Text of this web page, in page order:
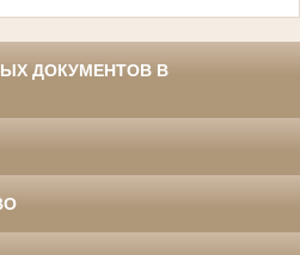
ДОКУМЕНТОВ В